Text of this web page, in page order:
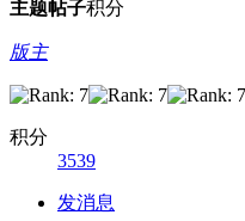
主题帖子积分
版主
积分
3539
发消息